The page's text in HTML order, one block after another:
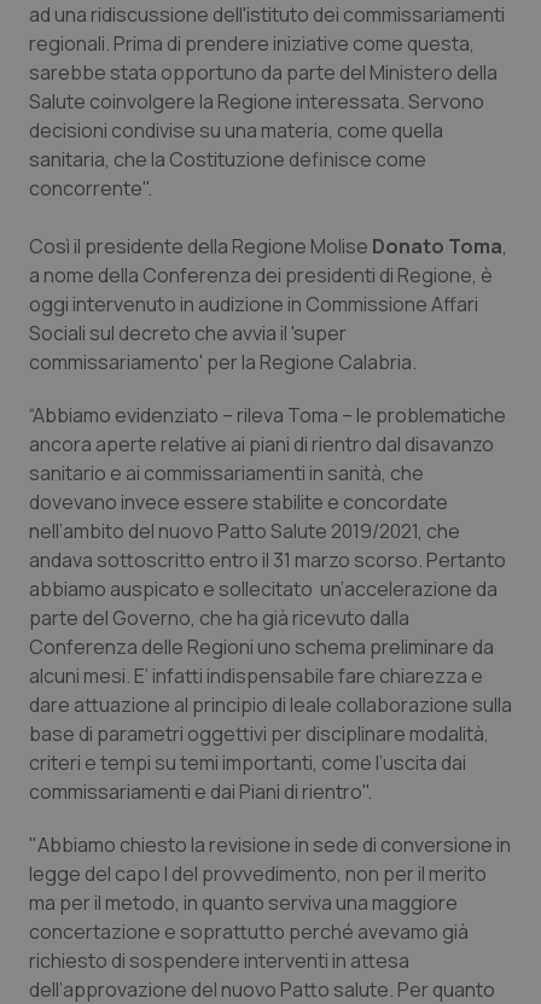
Emilia-Romagna
Friuli Venezia Giulia
Lazio
Lombardia
Marche
Molise
Piemonte
Provincia Autonoma di Bolzano
Provincia Autonoma di Trento
Puglia
Sardegna
Sicilia
Toscana
Umbria
Valle D’Aosta
Colesterolo & coronaropatie
Dermatite Atopica
Diabete & glucometri
Dolore
Donna & Salute
Epatiti
HIV
Infezioni & Febbre
Ipertensione & Scompenso
Malattie rare
Malattia di Crohn & Rettocolite Ulcerosa
Neuroscienze & patologie neurodegenerative
Obesità
Oftalmologia
Oncodermatologia
ad una ridiscussione dell'istituto dei commissariamenti
regionali. Prima di prendere iniziative come questa,
sarebbe stata opportuno da parte del Ministero della
Salute coinvolgere la Regione interessata. Servono
decisioni condivise su una materia, come quella
sanitaria, che la Costituzione definisce come
concorrente".
Così il presidente della Regione Molise Donato Toma,
a nome della Conferenza dei presidenti di Regione, è
oggi intervenuto in audizione in Commissione Affari
Sociali sul decreto che avvia il 'super
commissariamento' per la Regione Calabria.
“Abbiamo evidenziato – rileva Toma – le problematiche
ancora aperte relative ai piani di rientro dal disavanzo
sanitario e ai commissariamenti in sanità, che
dovevano invece essere stabilite e concordate
nell’ambito del nuovo Patto Salute 2019/2021, che
andava sottoscritto entro il 31 marzo scorso. Pertanto
abbiamo auspicato e sollecitato un’accelerazione da
parte del Governo, che ha già ricevuto dalla
Conferenza delle Regioni uno schema preliminare da
alcuni mesi. E’ infatti indispensabile fare chiarezza e
dare attuazione al principio di leale collaborazione sulla
base di parametri oggettivi per disciplinare modalità,
criteri e tempi su temi importanti, come l’uscita dai
commissariamenti e dai Piani di rientro".
"Abbiamo chiesto la revisione in sede di conversione in
legge del capo I del provvedimento, non per il merito
ma per il metodo, in quanto serviva una maggiore
concertazione e soprattutto perché avevamo già
richiesto di sospendere interventi in attesa
dell’approvazione del nuovo Patto salute. Per quanto